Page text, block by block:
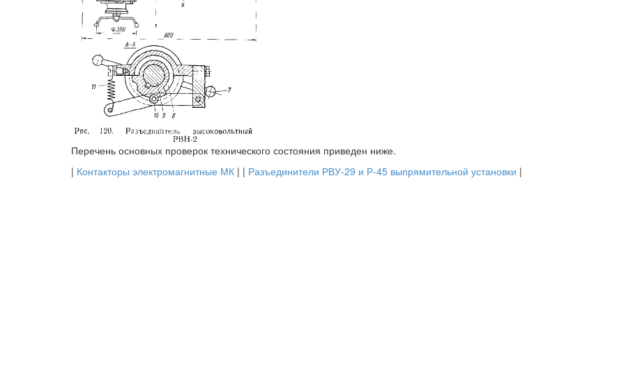
Перечень основных проверок технического состояния приведен ниже.
| Контакторы электромагнитные МК | | Разъединители РВУ-29 и Р-45 выпрямительной установки |